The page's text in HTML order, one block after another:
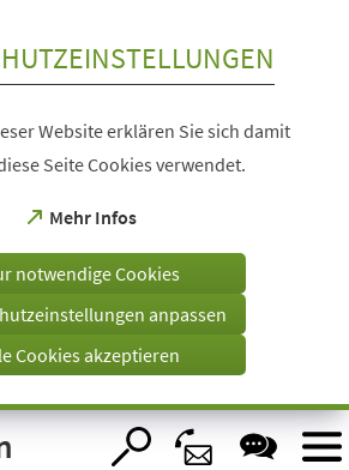
Website erklären Sie sich damit
Seite Cookies verwendet.
Mehr Infos
(Öffnet
einem
Tab)
notwendige Cookies
anpassen
Cookies akzeptieren